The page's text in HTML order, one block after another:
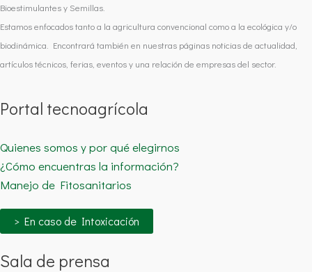
Bioestimulantes y Semillas.
Estamos enfocados tanto a la agricultura convencional como a la ecológica y/o
biodinámica. Encontrará también en nuestras páginas noticias de actualidad,
artículos técnicos, ferias, eventos y una relación de empresas del sector.
Portal tecnoagrícola
Quienes somos y por qué elegirnos
¿Cómo encuentras la información?
Manejo de Fitosanitarios
> En caso de Intoxicación
Sala de prensa